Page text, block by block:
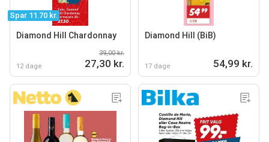
Spar 11.70 kr.
Diamond Hill Chardonnay
12 dage
39,00 kr.
27,30 kr.
Diamond Hill (BiB)
17 dage 54,99 kr.